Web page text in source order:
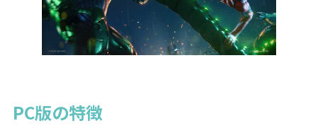
PC版の特徴